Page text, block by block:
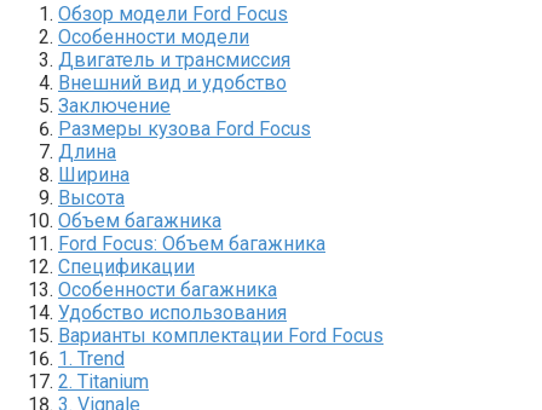
Обзор модели Ford Focus
Особенности модели
Двигатель и трансмиссия
Внешний вид и удобство
Заключение
Размеры кузова Ford Focus
Длина
Ширина
Высота
Объем багажника
Ford Focus: Объем багажника
Спецификации
Особенности багажника
Удобство использования
Варианты комплектации Ford Focus
1. Trend
2. Titanium
3. Vignale